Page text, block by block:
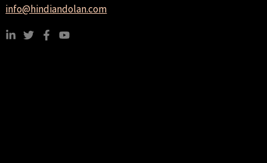
info@hindiandolan.com